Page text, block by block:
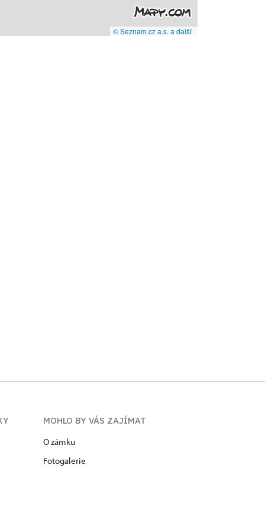
© Seznam.cz a.s. a další
MOHLO BY VÁS ZAJÍMAT
O zámku
Fotogalerie